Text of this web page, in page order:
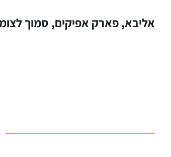
אליבא, פארק אפיקים, סמוך